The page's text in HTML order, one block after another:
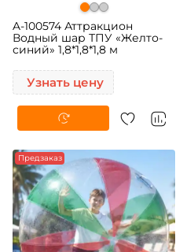
A-100574 Аттракцион
Водный шар ТПУ «Желто-
синий» 1,8*1,8*1,8 м
Узнать цену
-5% Предзаказ